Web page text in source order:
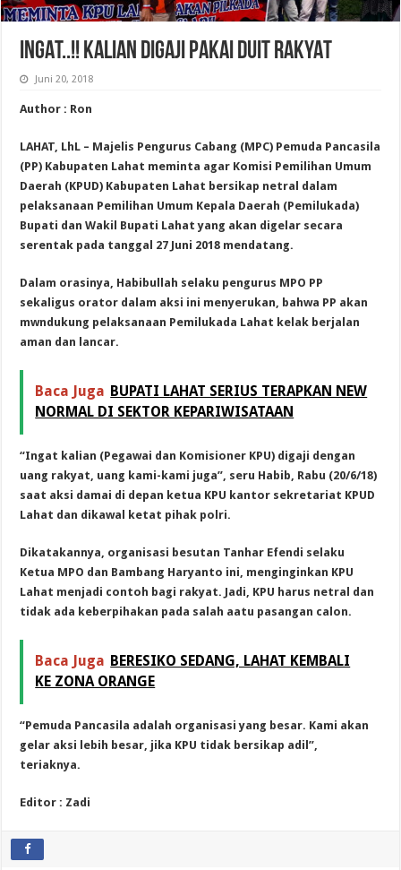
INGAT..!! KALIAN DIGAJI PAKAI DUIT RAKYAT
Juni 20, 2018
Author : Ron
LAHAT, LhL – Majelis Pengurus Cabang (MPC) Pemuda Pancasila
(PP) Kabupaten Lahat meminta agar Komisi Pemilihan Umum
Daerah (KPUD) Kabupaten Lahat bersikap netral dalam
pelaksanaan Pemilihan Umum Kepala Daerah (Pemilukada)
Bupati dan Wakil Bupati Lahat yang akan digelar secara
serentak pada tanggal 27 Juni 2018 mendatang.
Dalam orasinya, Habibullah selaku pengurus MPO PP
sekaligus orator dalam aksi ini menyerukan, bahwa PP akan
mwndukung pelaksanaan Pemilukada Lahat kelak berjalan
aman dan lancar.
Baca Juga BUPATI LAHAT SERIUS TERAPKAN NEW
NORMAL DI SEKTOR KEPARIWISATAAN
“Ingat kalian (Pegawai dan Komisioner KPU) digaji dengan
uang rakyat, uang kami-kami juga”, seru Habib, Rabu (20/6/18)
saat aksi damai di depan ketua KPU kantor sekretariat KPUD
Lahat dan dikawal ketat pihak polri.
Dikatakannya, organisasi besutan Tanhar Efendi selaku
Ketua MPO dan Bambang Haryanto ini, menginginkan KPU
Lahat menjadi contoh bagi rakyat. Jadi, KPU harus netral dan
tidak ada keberpihakan pada salah aatu pasangan calon.
Baca Juga BERESIKO SEDANG, LAHAT KEMBALI
KE ZONA ORANGE
“Pemuda Pancasila adalah organisasi yang besar. Kami akan
gelar aksi lebih besar, jika KPU tidak bersikap adil”,
teriaknya.
Editor : Zadi